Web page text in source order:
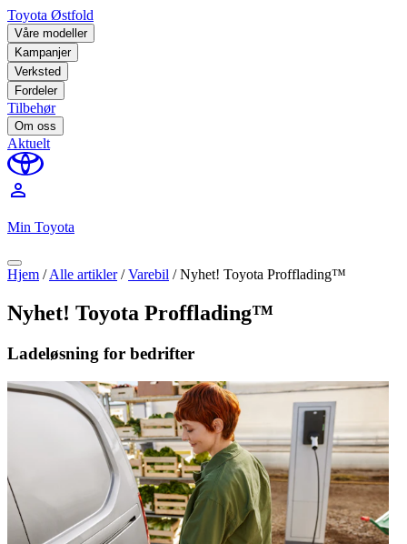
Toyota Østfold
Våre modeller
Kampanjer
Verksted
Fordeler
Tilbehør
Om oss
Aktuelt
perm_identity
Min Toyota
Hjem /Alle artikler /Varebil /Nyhet! Toyota Profflading™
Nyhet! Toyota Profflading™
Ladeløsning for bedrifter